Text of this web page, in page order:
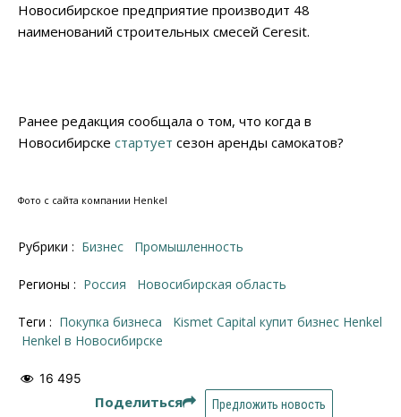
Новосибирское предприятие производит 48
наименований строительных смесей Ceresit.
Ранее редакция сообщала о том, что когда в
Новосибирске стартует сезон аренды самокатов?
Фото с сайта компании Henkel
Рубрики : Бизнес Промышленность
Регионы : Россия Новосибирская область
Теги : покупка бизнеса
Kismet Capital купит бизнес Henkel
Henkel в Новосибирске
16 495
Поделиться Предложить новость